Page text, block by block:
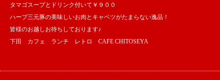
タマゴスープとドリンク付いて￥９００
ハーブ三元豚の美味しいお肉とキャベツがたまらない逸品！
皆様のお越しお待ちしております♪
下田 カフェ ランチ レトロ CAFE CHITOSEYA